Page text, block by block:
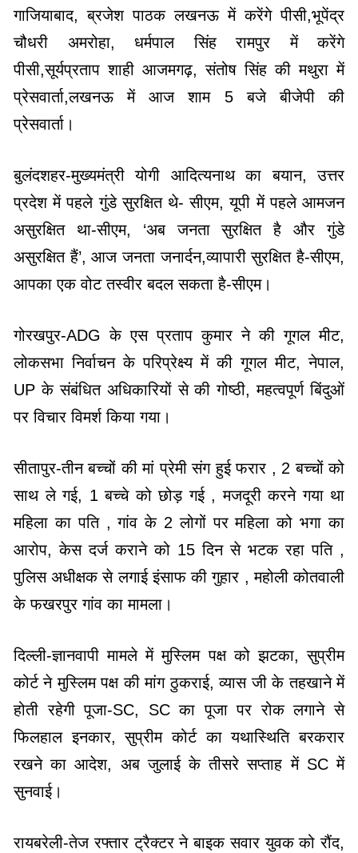
गाजियाबाद, ब्रजेश पाठक लखनऊ में करेंगे पीसी,भूपेंद्र
चौधरी अमरोहा, धर्मपाल सिंह रामपुर में करेंगे
पीसी,सूर्यप्रताप शाही आजमगढ़, संतोष सिंह की मथुरा में
प्रेसवार्ता,लखनऊ में आज शाम 5 बजे बीजेपी की
प्रेसवार्ता।
बुलंदशहर-मुख्यमंत्री योगी आदित्यनाथ का बयान, उत्तर
प्रदेश में पहले गुंडे सुरक्षित थे- सीएम, यूपी में पहले आमजन
असुरक्षित था-सीएम, ‘अब जनता सुरक्षित है और गुंडे
असुरक्षित हैं’, आज जनता जनार्दन,व्यापारी सुरक्षित है-सीएम,
आपका एक वोट तस्वीर बदल सकता है-सीएम।
गोरखपुर-ADG के एस प्रताप कुमार ने की गूगल मीट,
लोकसभा निर्वाचन के परिप्रेक्ष्य में की गूगल मीट, नेपाल,
UP के संबंधित अधिकारियों से की गोष्ठी, महत्वपूर्ण बिंदुओं
पर विचार विमर्श किया गया।
सीतापुर-तीन बच्चों की मां प्रेमी संग हुई फरार , 2 बच्चों को
साथ ले गई, 1 बच्चे को छोड़ गई , मजदूरी करने गया था
महिला का पति , गांव के 2 लोगों पर महिला को भगा का
आरोप, केस दर्ज कराने को 15 दिन से भटक रहा पति ,
पुलिस अधीक्षक से लगाई इंसाफ की गुहार , महोली कोतवाली
के फखरपुर गांव का मामला।
दिल्ली-ज्ञानवापी मामले में मुस्लिम पक्ष को झटका, सुप्रीम
कोर्ट ने मुस्लिम पक्ष की मांग ठुकराई, व्यास जी के तहखाने में
होती रहेगी पूजा-SC, SC का पूजा पर रोक लगाने से
फिलहाल इनकार, सुप्रीम कोर्ट का यथास्थिति बरकरार
रखने का आदेश, अब जुलाई के तीसरे सप्ताह में SC में
सुनवाई।
रायबरेली-तेज रफ्तार ट्रैक्टर ने बाइक सवार युवक को रौंद,